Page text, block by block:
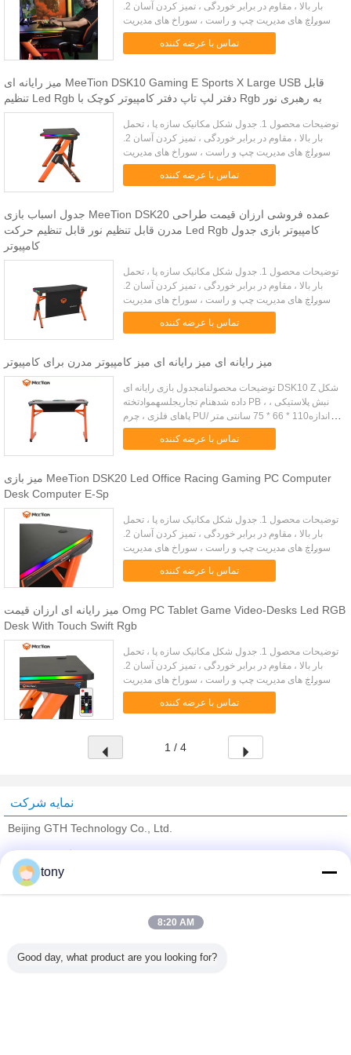
بار بالا ، مقاوم در برابر خوردگی ، تمیز کردن آسان 2.
سوراخ های مدیریت چپ و راست ، سوراخ های مدیریت
کابل دو برابر برای دیدار با عادت های مختلف 3. پاهای میز
تماس با عرضه کننده
میز رایانه ای MeeTion DSK10 Gaming E Sports X Large USB قابل
تنظیم Led Rgb دفتر لپ تاپ دفتر کامپیوتر کوچک با Rgb به رهبری نور
توضیحات محصول 1. جدول شکل مکانیک سازه پا ، تحمل
بار بالا ، مقاوم در برابر خوردگی ، تمیز کردن آسان 2.
سوراخ های مدیریت چپ و راست ، سوراخ های مدیریت
کابل دو برابر برای دیدار با عادت های مختلف 3. پاهای میز
تماس با عرضه کننده
جدول اسباب بازی MeeTion DSK20 عمده فروشی ارزان قیمت طراحی
مدرن قابل تنظیم نور قابل تنظیم حرکت Led Rgb کامپیوتر بازی جدول
کامپیوتر
توضیحات محصول 1. جدول شکل مکانیک سازه پا ، تحمل
بار بالا ، مقاوم در برابر خوردگی ، تمیز کردن آسان 2.
سوراخ های مدیریت چپ و راست ، سوراخ های مدیریت
کابل دو برابر برای دیدار با عادت های مختلف 3. پاهای میز
تماس با عرضه کننده
میز رایانه ای میز رایانه ای میز کامپیوتر مدرن برای کامپیوتر
توضیحات محصولنامجدول بازی رایانه ای DSK10 Z شکل
داده شدهنام تجاریجلسهموادتخته PB ، نبش پلاستیکی ،
پاهای فلزی ، چرم PUاندازه110 * 66 * 75 سانتی متر /
43.3 * 26 * 29.5 در (L * W * H)وزن22 کیلوگرمرنگسیاه
تماس با عرضه کننده
میز بازی MeeTion DSK20 Led Office Racing Gaming PC Computer
Desk Computer E-Sp
توضیحات محصول 1. جدول شکل مکانیک سازه پا ، تحمل
بار بالا ، مقاوم در برابر خوردگی ، تمیز کردن آسان 2.
سوراخ های مدیریت چپ و راست ، سوراخ های مدیریت
کابل دو برابر برای دیدار با عادت های مختلف 3. پاهای میز
تماس با عرضه کننده
میز رایانه ای ارزان قیمت Omg PC Tablet Game Video-Desks Led RGB
Desk With Touch Swift Rgb
توضیحات محصول 1. جدول شکل مکانیک سازه پا ، تحمل
بار بالا ، مقاوم در برابر خوردگی ، تمیز کردن آسان 2.
سوراخ های مدیریت چپ و راست ، سوراخ های مدیریت
کابل دو برابر برای دیدار با عادت های مختلف 3. پاهای میز
تماس با عرضه کننده
1 / 4
نمایه شرکت
Beijing GTH Technology Co., Ltd.
Trust Seal
همه محصولات
tony
8:20 AM
Good day, what product are you looking for?